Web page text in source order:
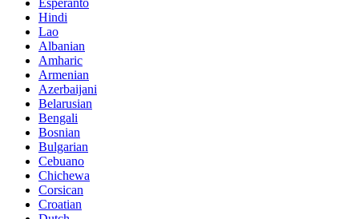
Esperanto
Hindi
Lao
Albanian
Amharic
Armenian
Azerbaijani
Belarusian
Bengali
Bosnian
Bulgarian
Cebuano
Chichewa
Corsican
Croatian